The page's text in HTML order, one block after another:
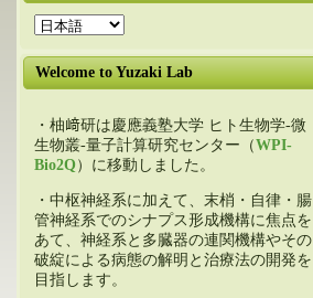
Welcome to Yuzaki Lab
・柚﨑研は慶應義塾大学 ヒト生物学-微
生物叢-量子計算研究センター（WPI-
Bio2Q）に移動しました。
・中枢神経系に加えて、末梢・自律・腸
管神経系でのシナプス形成機構に焦点を
あて、神経系と多臓器の連関機構やその
破綻による病態の解明と治療法の開発を
目指します。